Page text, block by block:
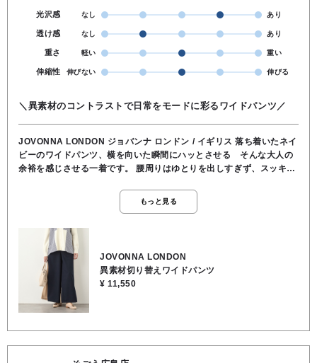
光沢感 なし あり
透け感 なし あり
重さ 軽い 重い
伸縮性 伸びない 伸びる
＼異素材のコントラストで日常をモードに彩るワイドパンツ／
JOVONNA LONDON ジョバンナ ロンドン / イギリス 落ち着いたネイ
ビーのワイドパンツ、横を向いた瞬間にハッとさせる そんな大人の
余裕を感じさせる一着です。 腰周りはゆとりを出しすぎず、スッキリ
のカラーだけでなく、素材の質感も切り替えているので、おしゃれを
ッキリと長く見せてます。 フロントはベルト仕様できちんと見えする
ので、ブラウスをインしてオフィスに、ゆったりニットを合わせて休
日のお出かけにと、オンオフ問わず活躍できます。 ★ウエスト64cm/
股上34cm/股下69cm/裾幅55cm/渡り幅39cm/ヒップ100cm ●裏地/イ
ンナー なし ●ウエスト 後ろゴム ●ポケット あり ●前身頃／ポリエステ
ル72％, レーヨン22％, ポリウレタン6％, ●後身頃／ポリエステ
もっと見る
JOVONNA LONDON
異素材切り替えワイドパンツ
¥ 11,550